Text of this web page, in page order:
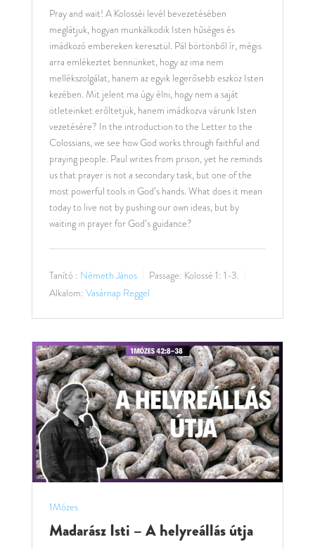
Pray and wait! A Kolosséi levél bevezetésében
meglátjuk, hogyan munkálkodik Isten hűséges és
imádkozó embereken keresztül. Pál börtönből ír, mégis
arra emlékeztet bennünket, hogy az ima nem
mellékszolgálat, hanem az egyik legerősebb eszköz Isten
kezében. Mit jelent ma úgy élni, hogy nem a saját
ötleteinket erőltetjük, hanem imádkozva várunk Isten
vezetésére? In the introduction to the Letter to the
Colossians, we see how God works through faithful and
praying people. Paul writes from prison, yet he reminds
us that prayer is not a secondary task, but one of the
most powerful tools in God’s hands. What does it mean
today to live not by pushing our own ideas, but by
waiting in prayer for God’s guidance?
Tanító : Németh János Passage: Kolossé 1: 1-3.
Alkalom: Vasárnap Reggel
1Mózes
Madarász Isti – A helyreállás útja